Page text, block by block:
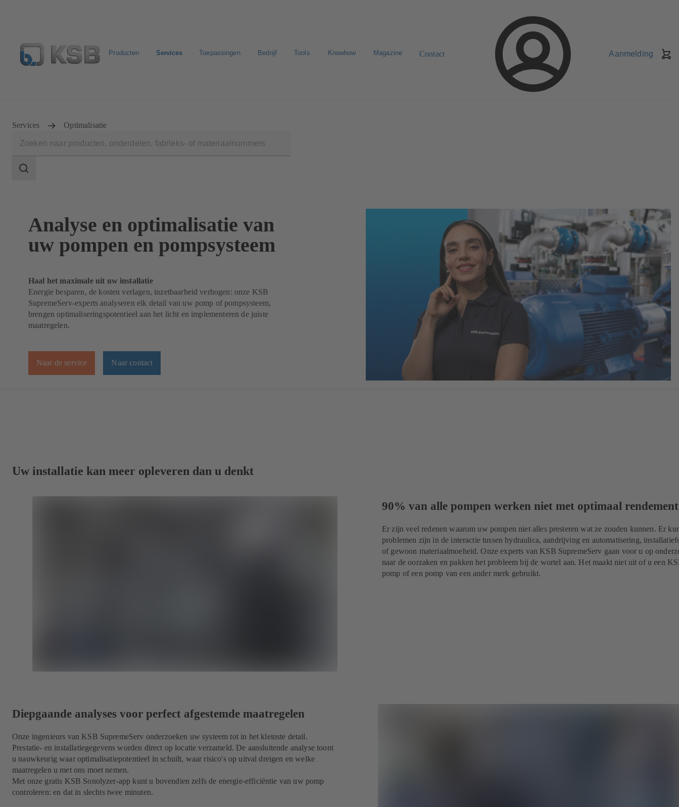
Producten Services Toepassingen Bedrijf Tools Knowhow Magazine Contact Aanmelding
Services Optimalisatie
Zoekgebied
Analyse en optimalisatie van
uw pompen en pompsysteem
Haal het maximale uit uw installatie
Energie besparen, de kosten verlagen, inzetbaarheid verhogen: onze KSB
SupremeServ-experts analyseren elk detail van uw pomp of pompsysteem,
brengen optimaliseringspotentieel aan het licht en implementeren de juiste
maatregelen.
Naar de service Naar contact
Uw installatie kan meer opleveren dan u denkt
90% van alle pompen werken niet met optimaal rendement
Er zijn veel redenen waarom uw pompen niet alles presteren wat ze zouden kunnen. Er
problemen zijn in de interactie tussen hydraulica, aandrijving en automatisering,
of gewoon materiaalmoeheid. Onze experts van KSB SupremeServ gaan voor u op
naar de oorzaken en pakken het probleem bij de wortel aan. Het maakt niet uit of u een
pomp of een pomp van een ander merk gebruikt.
Diepgaande analyses voor perfect afgestemde maatregelen
Onze ingenieurs van KSB SupremeServ onderzoeken uw systeem tot in het kleinste detail.
Prestatie- en installatiegegevens worden direct op locatie verzameld. De aansluitende analyse toont
u nauwkeurig waar optimalisatiepotentieel in schuilt, waar risico's op uitval dreigen en welke
maatregelen u met ons moet nemen.
Met onze gratis KSB Sonolyzer-app kunt u bovendien zelfs de energie-efficiëntie van uw pomp
controleren: en dat in slechts twee minuten.